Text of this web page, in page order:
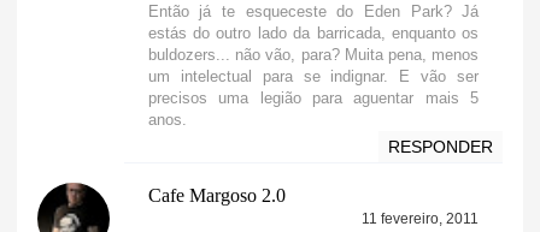
Então já te esqueceste do Eden Park? Já
estás do outro lado da barricada, enquanto os
buldozers... não vão, para? Muita pena, menos
um intelectual para se indignar. E vão ser
precisos uma legião para aguentar mais 5
anos.
RESPONDER
Cafe Margoso 2.0
11 fevereiro, 2011